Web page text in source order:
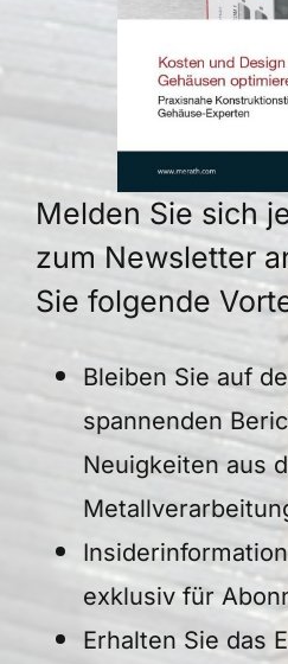
Melden Sie sich
zum Newsletter
Sie folgende
Bleiben Sie auf
spannenden
Neuigkeiten aus
exklusiv für
Erhalten Sie das